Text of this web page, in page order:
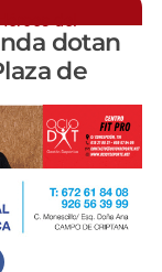
del
dotan
de